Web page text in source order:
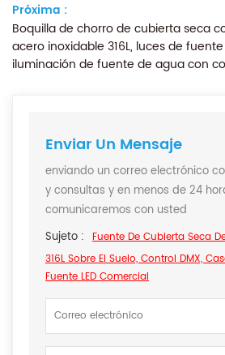
Próxima :
Boquilla de chorro de cubierta seca
acero inoxidable 316L, luces de
iluminación de fuente de agua con
Enviar Un Mensaje
enviando un correo electrónico
y consultas y en menos de 24
comunicaremos con usted
Sujeto : Fuente De Cubierta Seca
316L Sobre El Suelo, Control DMX,
Fuente LED Comercial